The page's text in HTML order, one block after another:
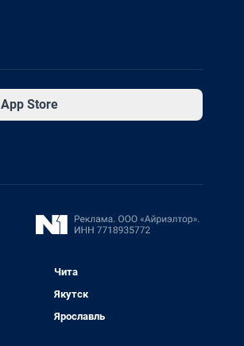
App Store
Чита
Якутск
Ярославль